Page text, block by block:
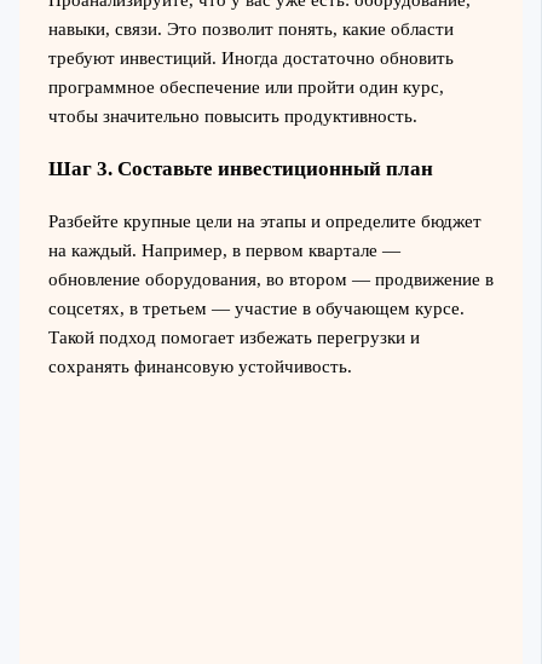
навыки, связи. Это позволит понять, какие области
требуют инвестиций. Иногда достаточно обновить
программное обеспечение или пройти один курс,
чтобы значительно повысить продуктивность.
Шаг 3. Составьте инвестиционный план
Разбейте крупные цели на этапы и определите бюджет
на каждый. Например, в первом квартале —
обновление оборудования, во втором — продвижение в
соцсетях, в третьем — участие в обучающем курсе.
Такой подход помогает избежать перегрузки и
сохранять финансовую устойчивость.